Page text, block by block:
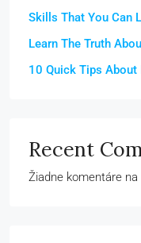
Skills That You Can
Learn The Truth
10 Quick Tips
Recent
Žiadne komentáre na